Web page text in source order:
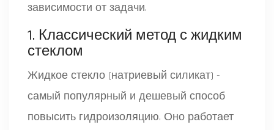
зависимости от задачи.
1. Классический метод с жидким
стеклом
Жидкое стекло (натриевый силикат) -
самый популярный и дешевый способ
повысить гидроизоляцию. Оно работает